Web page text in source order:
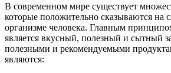
В современном мире существует
которые положительно сказываются на
организме человека. Главным
является вкусный, полезный и сытный
полезными и рекомендуемыми
являются: